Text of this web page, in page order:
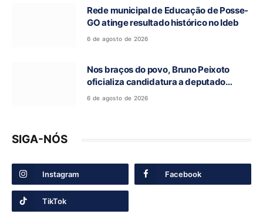
Rede municipal de Educação de Posse-
GO atinge resultado histórico no Ideb
6 de agosto de 2026
Nos braços do povo, Bruno Peixoto
oficializa candidatura a deputado
federal em convenção do União Brasil
6 de agosto de 2026
SIGA-NÓS
Instagram Facebook
TikTok